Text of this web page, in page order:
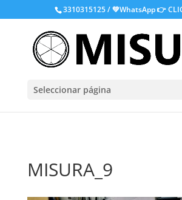
3310315125 / 💚WhatsApp👉
Seleccionar página
MISURA_9